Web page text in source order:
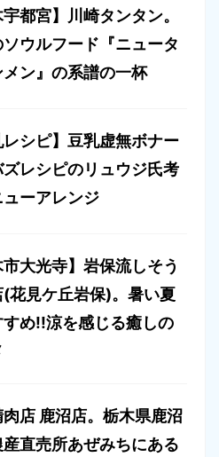
宇都宮】川崎タンタン。
ソウルフード『ニュータ
メン』の系譜の一杯
レシピ】豆乳虚無ボナー
ズレシピのリュウジ氏考
ーアレンジ
市大光寺】岩保流しそう
花見ケ丘岩保)。暑い夏
すめ!!涼を感じる癒しの
店 鹿沼店。栃木県鹿沼
直売所あぜみちにある